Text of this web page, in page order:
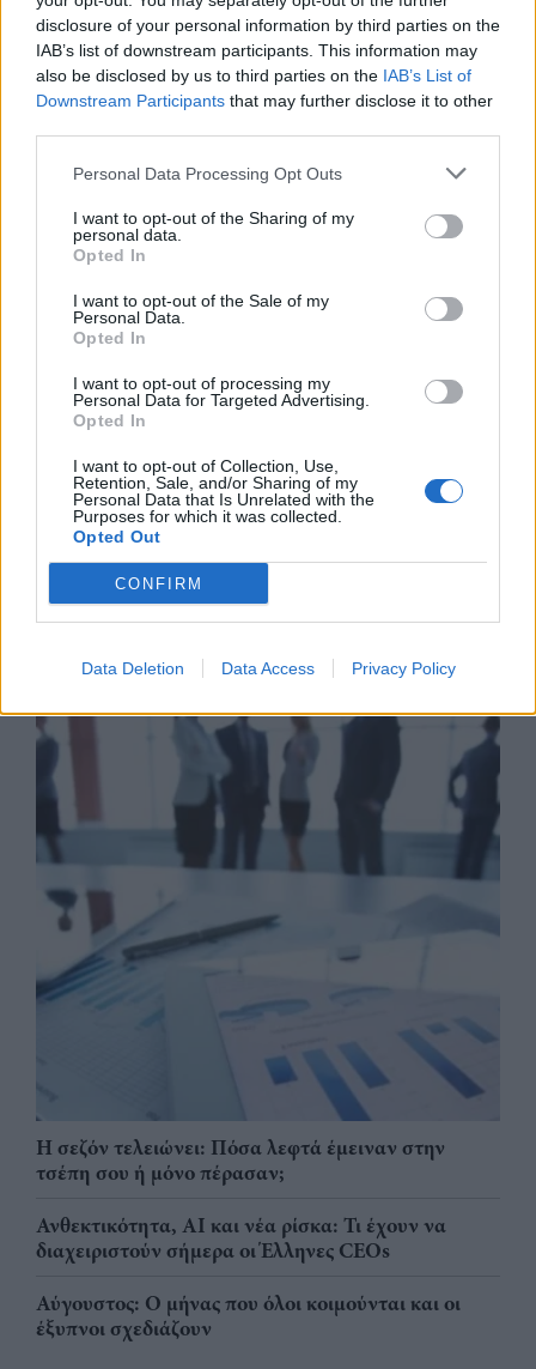
disclosure of your personal information by third parties on the
IAB’s list of downstream participants. This information may
also be disclosed by us to third parties on the IAB’s List of
Downstream Participants that may further disclose it to other
Personal Data Processing Opt Outs
I want to opt-out of the Sharing of my
personal data.
Opted In
I want to opt-out of the Sale of my
Personal Data.
Opted In
I want to opt-out of processing my
Personal Data for Targeted Advertising.
Opted In
I want to opt-out of Collection, Use,
Retention, Sale, and/or Sharing of my
Personal Data that Is Unrelated with the
Purposes for which it was collected.
Opted Out
CONFIRM
Data Deletion Data Access Privacy Policy
Στέλιου Χατζηιωάννου
06/08/26 18:31
Σαμοθράκη: Σε λειτουργία η
πλατφόρμα myBusinessSupport
για το ειδικό πρόγραμμα στήριξης
επιχειρήσεων
την απόκτηση πλειοψηφικού
ΕΥΑΘ: Αποκτά νέες
στη Χαλκιδική
06/08/26|17:41
Business Know-how
Η σεζόν τελειώνει: Πόσα λεφτά έμειναν στην
τσέπη σου ή μόνο πέρασαν;
Ανθεκτικότητα, AI και νέα ρίσκα: Τι έχουν να
διαχειριστούν σήμερα οι Έλληνες CEOs
Αύγουστος: Ο μήνας που όλοι κοιμούνται και οι
έξυπνοι σχεδιάζουν